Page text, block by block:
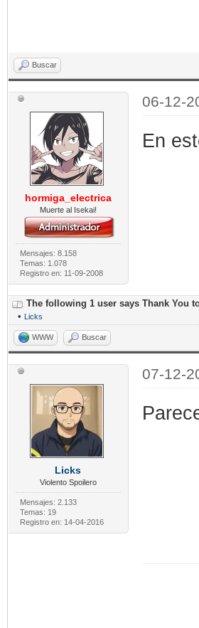
Buscar
hormiga_electrica
Muerte al Isekai!
Mensajes: 8.158
Temas: 1.078
Registro en: 11-09-2008
06-12-
En
The following 1 user says Thank You
• Licks
WWW Buscar
Licks
Violento Spoilero
Mensajes: 2.133
Temas: 19
Registro en: 14-04-2016
07-12-